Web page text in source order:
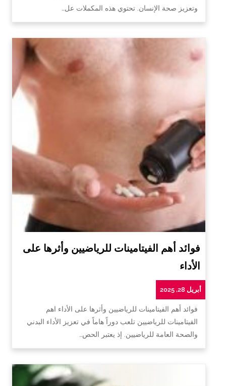
وتعزيز صحة الإنسان. تحتوي هذه المكملات عل…
فوائد أهم الفيتامينات للرياضيين وأثرها على
الأداء
أبريل 28, 2025
فوائد أهم الفيتامينات للرياضيين وأثرها على الأداء اهم
الفيتامينات للرياضيين تلعب دوراً هاماً في تعزيز الأداء البدني
والصحة العامة للرياضيين. إذ يعتبر الحص…